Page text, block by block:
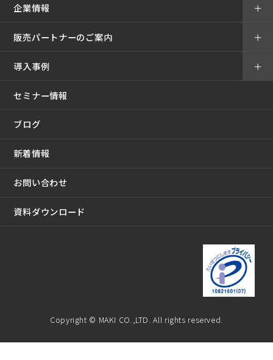
企業情報 ＋
販売パートナーのご案内 ＋
導入事例
セミナー情報
＋
ブログ
新着情報
お問い合わせ
資料ダウンロード
Copyright © MAKI CO.,LTD. All rights reserved.